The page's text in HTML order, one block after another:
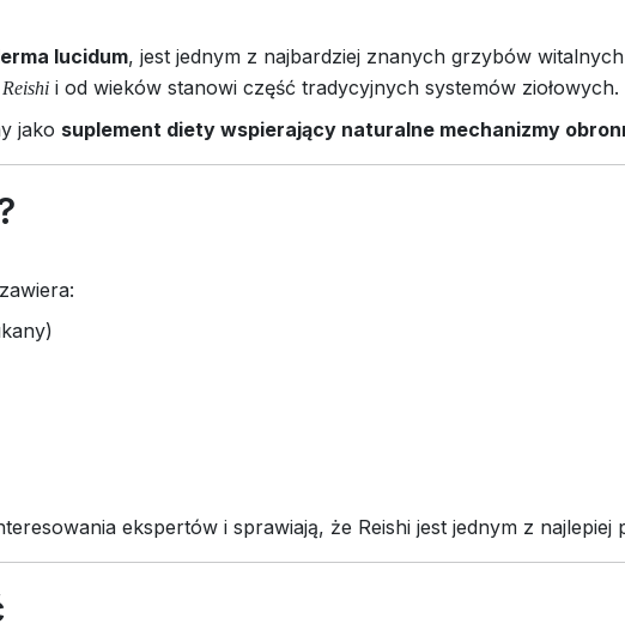
lucidum, jest jednym z najbardziej znanych grzybów
Reishi i od wieków stanowi część tradycyjnych systemów ziołowych.
jako suplement diety wspierający naturalne mechanizmy
ekspertów i sprawiają, że Reishi jest jednym z